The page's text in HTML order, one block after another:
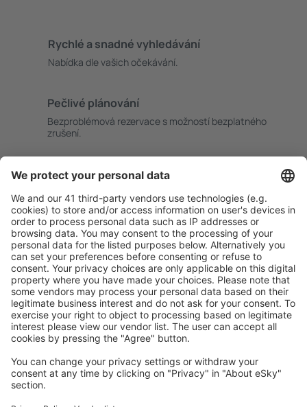
Rychlé a snadné vyhledávání
Nabídka dle vašich očekávání.
Pečlivé plánování
Bezproblémová rezervace s možností bezplatného
zrušení.
Atraktivní ceny a speciální nabídky pro přihlášené
uživatele.
Ubytování dle vašeho gusta
Vyberte si z více než 1.3 milionu zařízení: hotelů,
apartmánů, chat a dalších.
Uživateli eSky nejčastěji hledané ubytování
Ubytování v Řecku - Oblíbená města
Ubytování v Soluni Ubytování v Rethimnonu